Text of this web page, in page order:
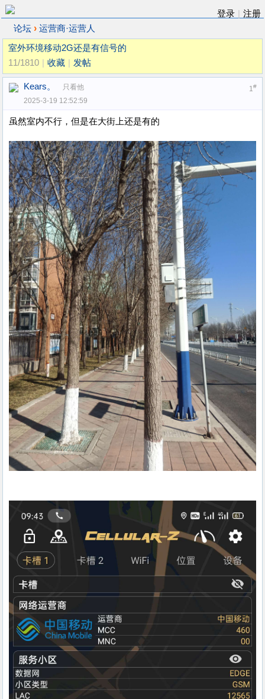
登录
注册
论坛 › 运营商·运营人
室外环境移动2G还是有信号的
11/1810
收藏 发帖
1#
Kears。
只看他
2025-3-19 12:52:59
虽然室内不行，但是在大街上还是有的